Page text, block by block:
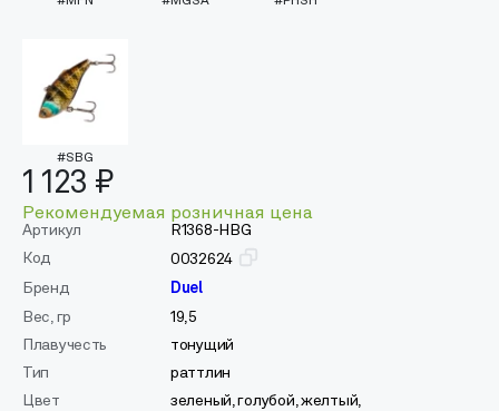
#SBG
1 123 ₽
Рекомендуемая розничная цена
Артикул
R1368-HBG
Код
0032624
Бренд
Duel
Вес, гр
19,5
Плавучесть
тонущий
Тип
раттлин
Цвет
зеленый, голубой, желтый,